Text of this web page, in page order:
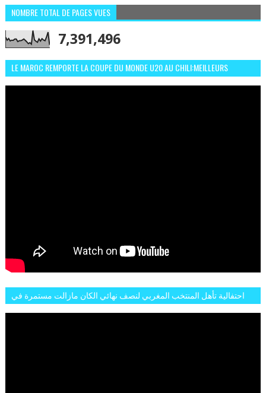
NOMBRE TOTAL DE PAGES VUES
7,391,496
LE MAROC REMPORTE LA COUPE DU MONDE U20 AU CHILI:MEILLEURS
احتفالية تأهل المنتخب المغربي لنصف نهائي الكان مازالت مستمرة في